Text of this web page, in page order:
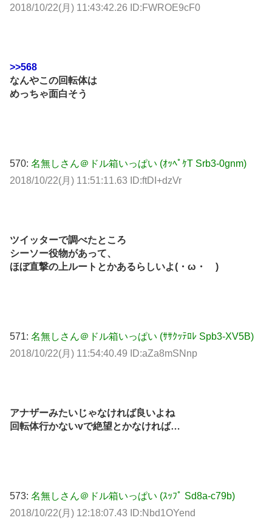
2018/10/22(月) 11:43:42.26 ID:FWROE9cF0
>>568
なんやこの回転体は
めっちゃ面白そう
570: 名無しさん＠ドル箱いっぱい (ｵｯﾍﾟｹT Srb3-0gnm)
2018/10/22(月) 11:51:11.63 ID:ftDI+dzVr
ツイッターで調べたところ
シーソー役物があって、
ほぼ直撃の上ルートとかあるらしいよ(・ω・ )
571: 名無しさん＠ドル箱いっぱい (ｻｻｸｯﾃﾛﾚ Spb3-XV5B)
2018/10/22(月) 11:54:40.49 ID:aZa8mSNnp
アナザーみたいじゃなければ良いよね
回転体行かないvで絶望とかなければ…
573: 名無しさん＠ドル箱いっぱい (ｽｯﾌﾟ Sd8a-c79b)
2018/10/22(月) 12:18:07.43 ID:Nbd1OYend